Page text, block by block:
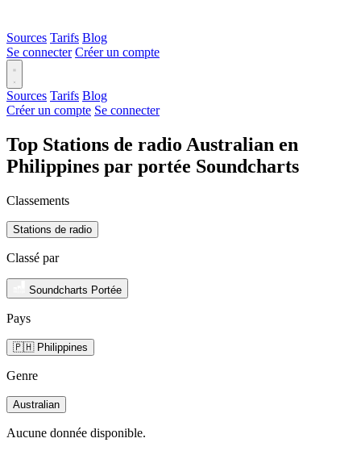
Sources Tarifs Blog
Se connecter Créer un compte
Sources Tarifs Blog
Créer un compte Se connecter
Top Stations de radio Australian en
Philippines par portée Soundcharts
Classements
Stations de radio
Classé par
Soundcharts Portée
Pays
🇵🇭 Philippines
Genre
Australian
Aucune donnée disponible.